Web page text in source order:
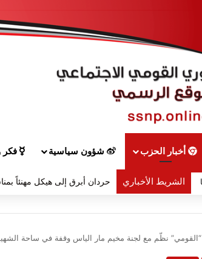
أخبار الحزب شؤون سياسية فكر
الشريط الأخباري حردان أبرق إلى هيكل مهنئاً
“القومي” نظّم مع لجنة مخيم مار الياس وقفة في ساحة